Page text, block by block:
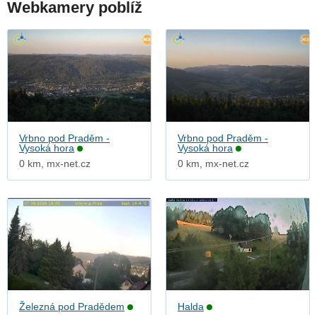
Webkamery poblíž
Vrbno pod Praděm -
Vysoká hora
0 km, mx-net.cz
Vrbno pod Praděm -
Vysoká hora
0 km, mx-net.cz
Železná pod Pradědem
Halda